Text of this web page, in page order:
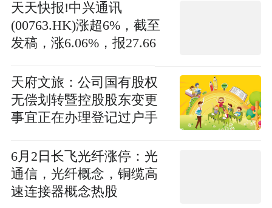
天天快报!中兴通讯
(00763.HK)涨超6%，截至
发稿，涨6.06%，报27.66
天府文旅：公司国有股权
无偿划转暨控股股东变更
事宜正在办理登记过户手
6月2日长飞光纤涨停：光
通信，光纤概念，铜缆高
速连接器概念热股